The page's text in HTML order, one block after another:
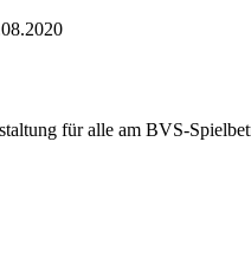
für alle am BVS-